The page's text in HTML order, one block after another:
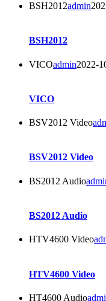
BSH2012admin
BSH2012
VICOadmin2022-
VICO
BSV2012 Video
BSV2012 Video
BS2012 Audio
BS2012 Audio
HTV4600 Video
HTV4600 Video
HT4600 Audio